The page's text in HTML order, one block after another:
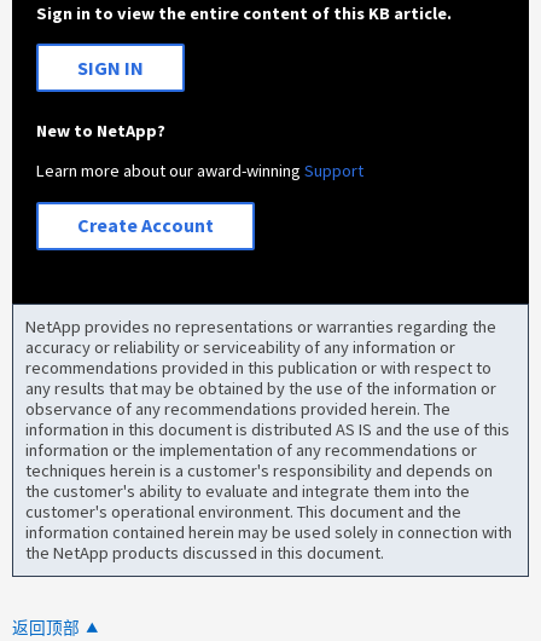
Sign in to view the entire content of this KB article.
SIGN IN
New to NetApp?
Learn more about our award-winningSupport
Create Account
NetApp provides no representations or warranties regarding the
accuracy or reliability or serviceability of any information or
recommendations provided in this publication or with respect to
any results that may be obtained by the use of the information or
observance of any recommendations provided herein. The
information in this document is distributed AS IS and the use of this
information or the implementation of any recommendations or
techniques herein is a customer's responsibility and depends on
the customer's ability to evaluate and integrate them into the
customer's operational environment. This document and the
information contained herein may be used solely in connection with
the NetApp products discussed in this document.
返回顶部